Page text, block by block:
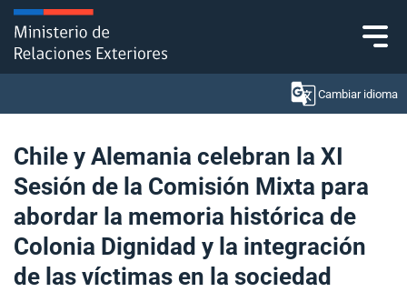
Click acá para ir directamente al contenido
Cambiar idioma
Ministerio
Política Exterior
Embajadas y consulados
Chile y Alemania celebran la XI
Sesión de la Comisión Mixta para
abordar la memoria histórica de
Colonia Dignidad y la integración
de las víctimas en la sociedad